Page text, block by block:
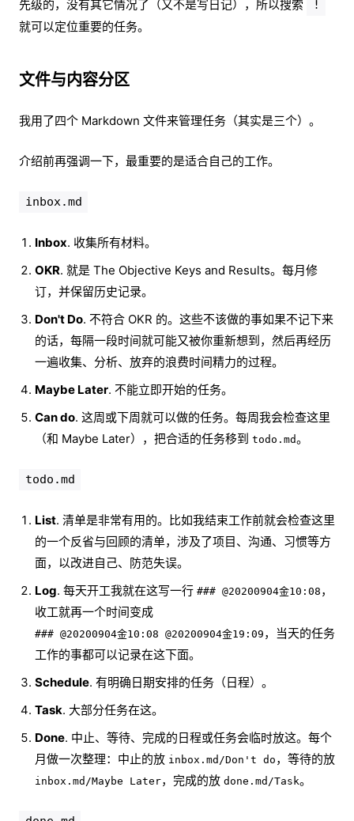
先级的，没有其它情况了（又不是写日记），所以搜索
!
就可以定位重要的任务。
文件与内容分区
我用了四个 Markdown 文件来管理任务（其实是三个）。
介绍前再强调一下，最重要的是适合自己的工作。
inbox.md
Inbox. 收集所有材料。
OKR. 就是 The Objective Keys and Results。每月修
订，并保留历史记录。
Don't Do. 不符合 OKR 的。这些不该做的事如果不记下来
的话，每隔一段时间就可能又被你重新想到，然后再经历
一遍收集、分析、放弃的浪费时间精力的过程。
Maybe Later. 不能立即开始的任务。
Can do. 这周或下周就可以做的任务。每周我会检查这里
（和 Maybe Later），把合适的任务移到 todo.md。
todo.md
List. 清单是非常有用的。比如我结束工作前就会检查这里
的一个反省与回顾的清单，涉及了项目、沟通、习惯等方
面，以改进自己、防范失误。
Log. 每天开工我就在这写一行 ### @20200904金10:08 ，
收工就再一个时间变成
### @20200904金10:08 @20200904金19:09 ，当天的任务
工作的事都可以记录在这下面。
Schedule. 有明确日期安排的任务（日程）。
Task. 大部分任务在这。
Done. 中止、等待、完成的日程或任务会临时放这。每个
月做一次整理：中止的放 inbox.md/Don't do ，等待的放
inbox.md/Maybe Later，完成的放 done.md/Task。